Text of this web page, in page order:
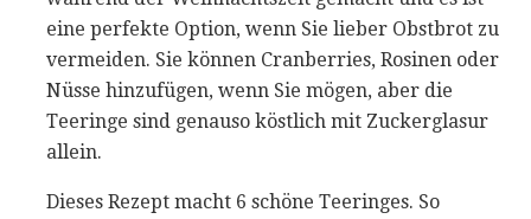
eine perfekte Option, wenn Sie lieber Obstbrot zu
vermeiden. Sie können Cranberries, Rosinen oder
Nüsse hinzufügen, wenn Sie mögen, aber die
Teeringe sind genauso köstlich mit Zuckerglasur
allein.
Dieses Rezept macht 6 schöne Teeringes. So